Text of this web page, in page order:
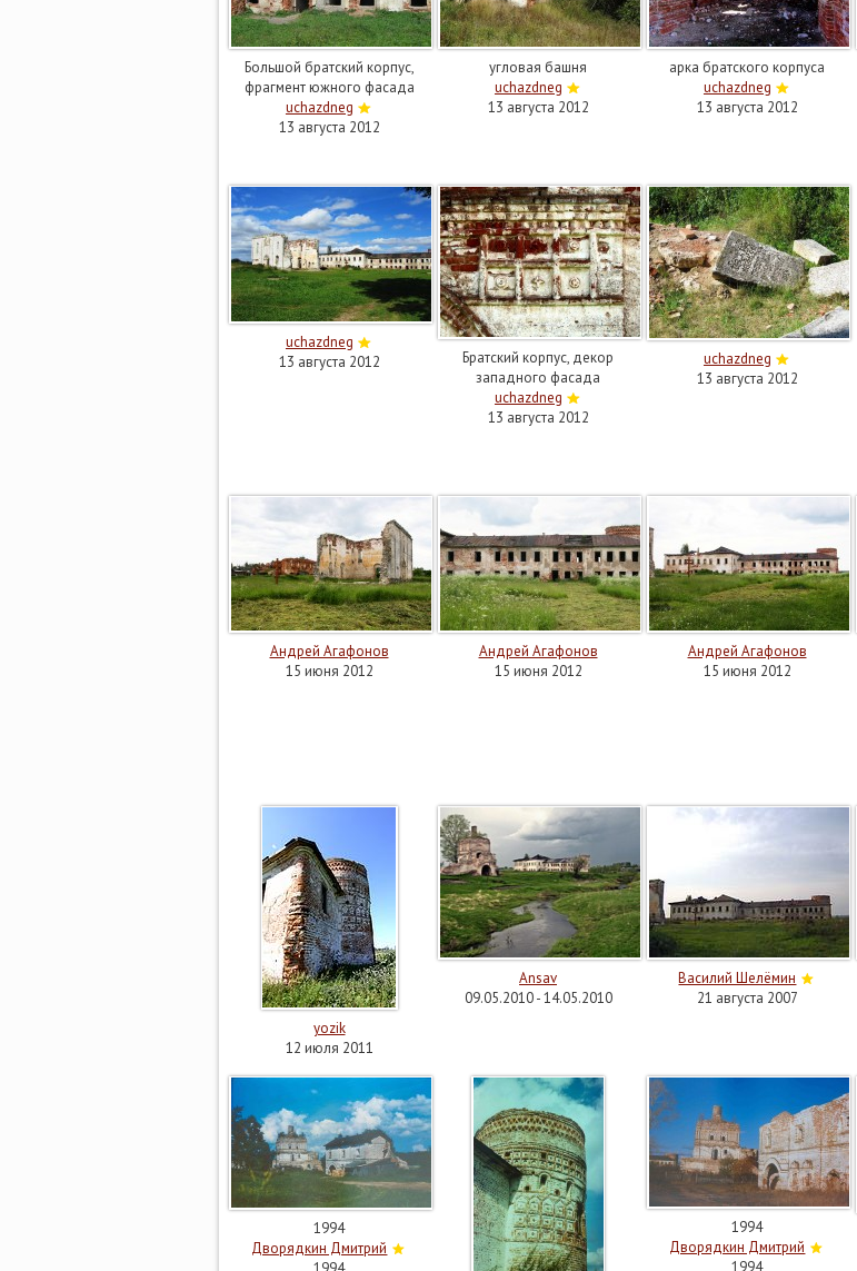
Большой братский корпус,
фрагмент южного фасада
uchazdneg
13 августа 2012
угловая башня
uchazdneg
13 августа 2012
арка братского корпуса
uchazdneg
13 августа 2012
uchazdneg
13 августа 2012
Братский корпус, декор
западного фасада
uchazdneg
13 августа 2012
uchazdneg
13 августа 2012
Андрей Агафонов
15 июня 2012
Андрей Агафонов
15 июня 2012
Андрей Агафонов
15 июня 2012
yozik
12 июля 2011
Ansav
09.05.2010 - 14.05.2010
Василий Шелёмин
21 августа 2007
1994
Дворядкин Дмитрий
1994
Дворядкин Дмитрий
1994